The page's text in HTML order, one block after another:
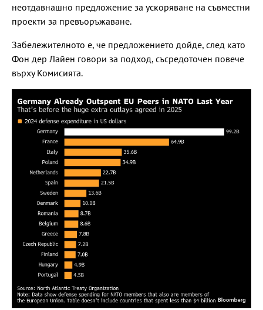
неотдавнашно предложение за ускоряване на съвместни
проекти за превъоръжаване.
Забележителното е, че предложението дойде, след като
Фон дер Лайен говори за подход, съсредоточен повече
върху Комисията.